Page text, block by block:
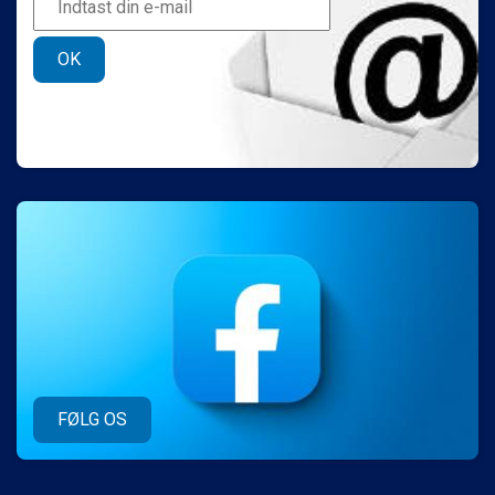
OK
FØLG OS